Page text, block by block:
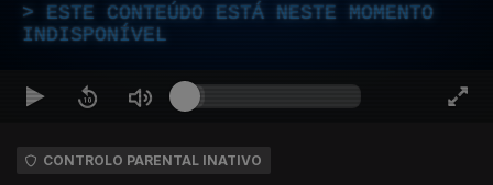
ESTE CONTEÚDO ESTÁ NESTE MOMENTO
INDISPONÍVEL
CONTROLO PARENTAL INATIVO